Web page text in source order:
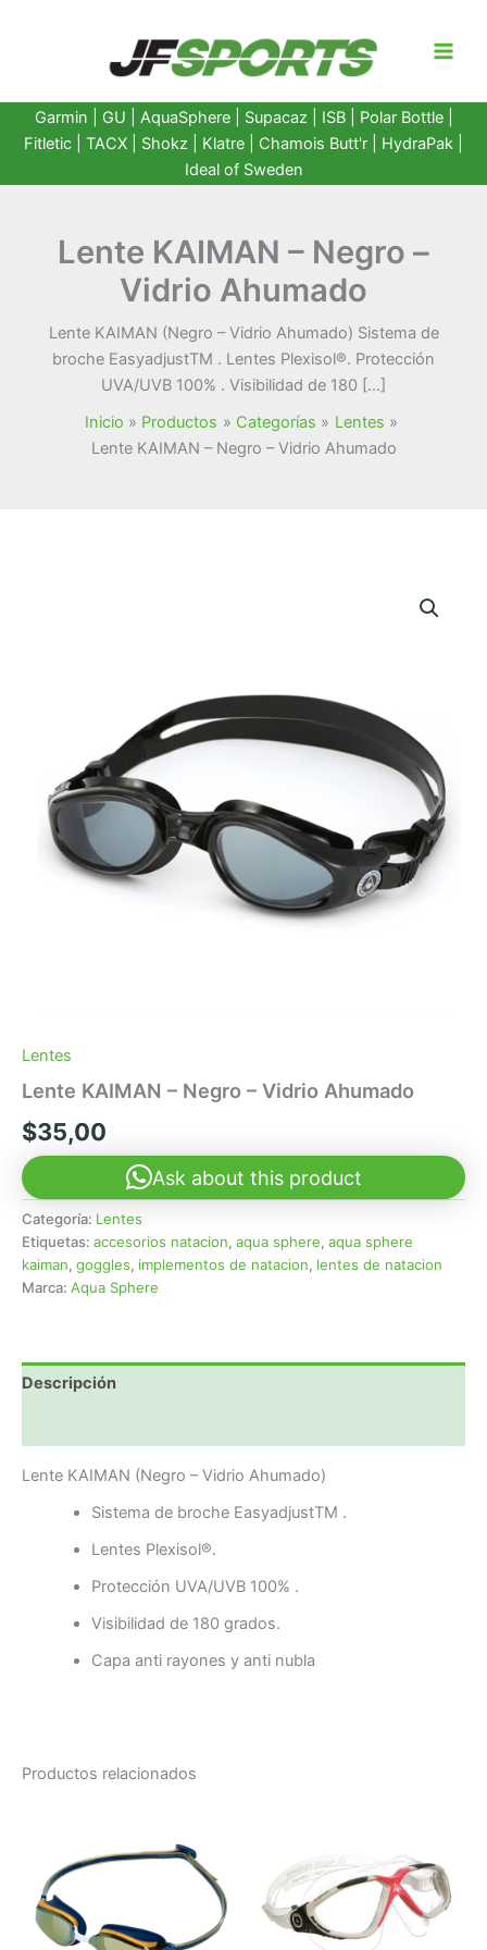
Garmin GU AquaSphere| Supacaz | ISB | Polar Bottle|
Fitletic
TACX Shokz Klatre Chamois Butt'r HydraPak
Ideal of Sweden
Lente KAIMAN – Negro –
Vidrio Ahumado
Lente KAIMAN (Negro – Vidrio Ahumado) Sistema de
broche Easy­adjustTM . Lentes Plexisol®. Protección
UVA/UVB 100% . Visibilidad de 180 […]
Inicio
Productos Categorías
Lentes
Lente KAIMAN – Negro – Vidrio Ahumado
Lentes
Lente KAIMAN – Negro – Vidrio Ahumado
$35,00
Ask about this product
Categoría: Lentes
Etiquetas: accesorios natacion, aqua sphere, aqua sphere
kaiman, goggles, implementos de natacion, lentes de natacion
Marca: Aqua Sphere
Descripción
Lente KAIMAN (Negro – Vidrio Ahumado)
Sistema de broche Easy­adjustTM .
Lentes Plexisol®.
Protección UVA/UVB 100% .
Visibilidad de 180 grados.
Capa anti rayones y anti nubla
Productos relacionados